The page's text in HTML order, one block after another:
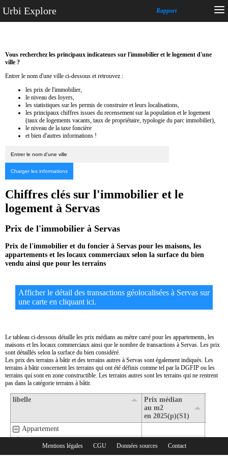
Urbi Explore Rapport
Mentions légales CGU Données sources Contact
Rubriques :
Vous recherchez les principaux indicateurs sur l'immobilier et le logement d'une
ville ?
Entrer le nom d'une ville ci-dessous et retrouvez :
les prix de l'immobilier,
le niveau des loyers,
les statistiques sur les permis de construire et leurs localisations,
les principaux chiffres issues du recensement sur la population et le logement
(taux de logements vacants, taux de propriétaire, typologie du parc immobilier),
le niveau de la taxe foncière
et bien d'autres informations !
Chiffres clés sur l'immobilier et le
logement à Servas
Prix de l'immobilier à Servas
Prix de l'immobilier et du foncier à Servas pour les maisons, les
appartements et les locaux commerciaux selon la surface du bien
vendu ainsi que pour les terrains
Afficher le détail des transactions géolocalisées à Servas sur
une carte en cliquant ici.
Le tableau ci-dessous détaille les prix médians au mètre carré pour les appartements, les
maisons et les locaux commerciaux ainsi que le nombre de transactions à Servas. Les prix
sont détaillés selon la surface du bien considéré.
Les prix des terrains à bâtir et des terrains autres à Servas sont également indiqués. Les
terrains à bâtir concernent les terrains qui ont été définis comme tel par la DGFIP ou les
terrains qui sont en zone constructible. Les terrains autres sont les terrains qui ne rentrent
pas dans la catégorie terrains à bâtir.
libelle
Prix médian
au m2
en 2025(p)(S1)
Appartement
2- Surface de 30 m2 à 80 m2